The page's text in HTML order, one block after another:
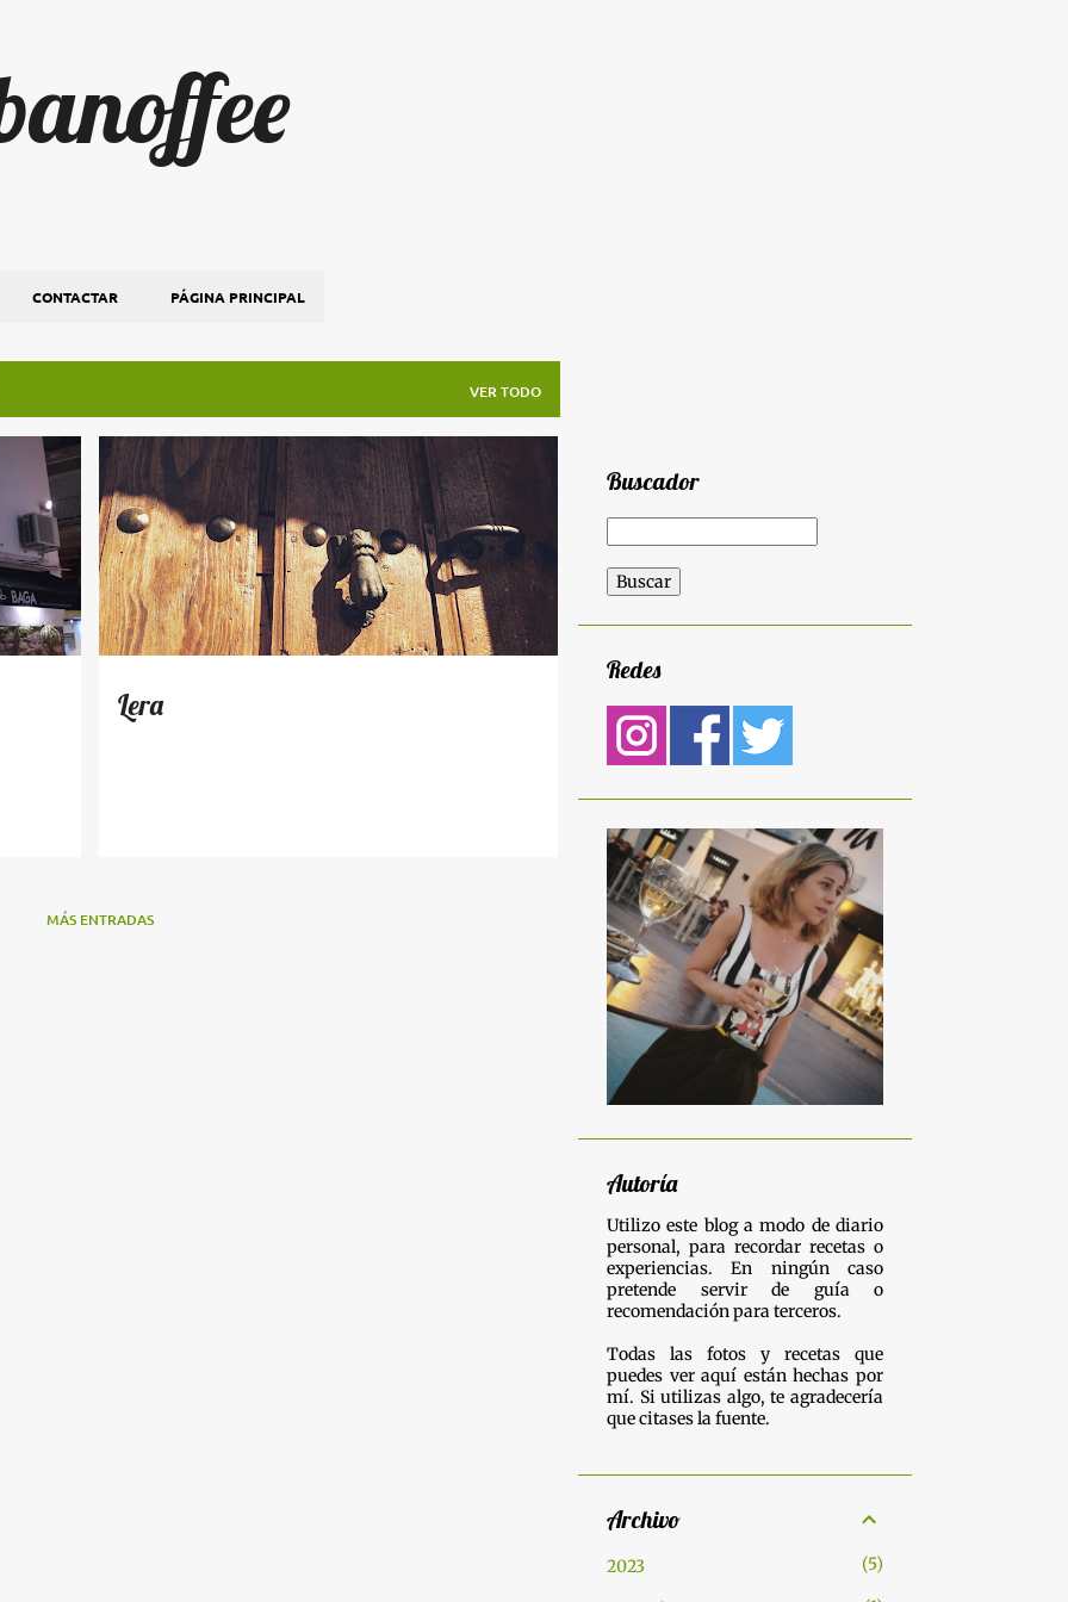
CONTACTAR PÁGINA PRINCIPAL
VER TODO
Lera
LUGARES
MÁS ENTRADAS
Buscador
Redes
Autoría
Utilizo este blog a modo de diario
personal, para recordar recetas o
experiencias. En ningún caso
pretende servir de guía o
recomendación para terceros.
Todas las fotos y recetas que
puedes ver aquí están hechas por
mí. Si utilizas algo, te agradecería
que citases la fuente.
Archivo
2023 5